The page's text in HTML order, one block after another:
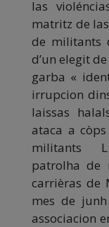
las
matritz de
de militants
d’un elegit
garba «
irrupcion
laissas
ataca a
militants
patrolha de
carrièras de
mes de
associacion